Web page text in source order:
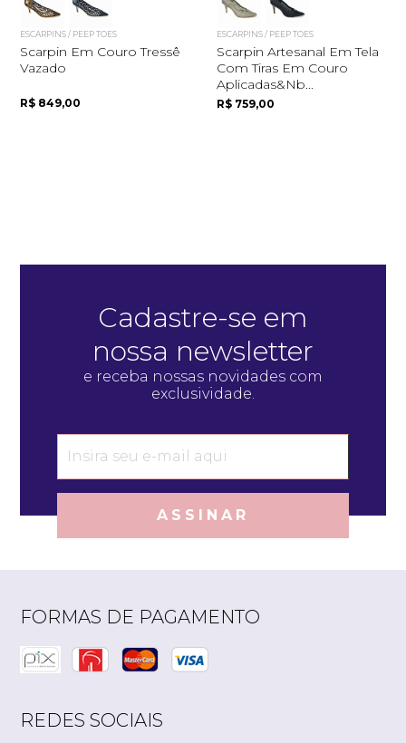
ESCARPINS / PEEP TOES
Scarpin Em Couro Tressê
Vazado
R$ 849,00
ESCARPINS / PEEP TOES
Scarpin Artesanal Em Tela
Com Tiras Em Couro
Aplicadas&nb...
R$ 759,00
Cadastre-se em
nossa newsletter
e receba nossas novidades com
exclusividade.
ASSINAR
FORMAS DE PAGAMENTO
REDES SOCIAIS